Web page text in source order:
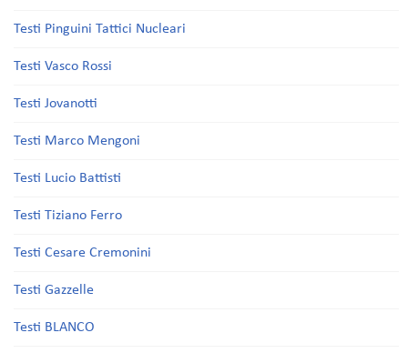
Testi Pinguini Tattici Nucleari
Testi Vasco Rossi
Testi Jovanotti
Testi Marco Mengoni
Testi Lucio Battisti
Testi Tiziano Ferro
Testi Cesare Cremonini
Testi Gazzelle
Testi BLANCO